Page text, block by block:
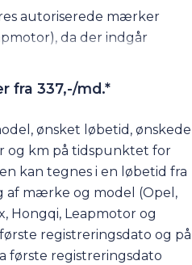
autoriserede mærker
da der indgår
forskrifter.
der godt kan lide at
En service- og
som en forsikring, der
til service og andet
forskrifter er betalt. Så er
gældende, hvis du skulle få
fra 337,-/md.*
ønsket løbetid, ønskede
og km på tidspunktet for
kan tegnes i en løbetid fra
af mærke og model (Opel,
Hongqi, Leapmotor og
registreringsdato og på
første registreringsdato